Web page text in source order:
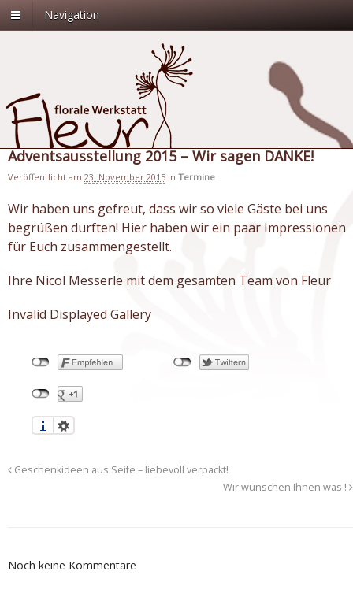
Navigation
Adventsausstellung 2015 – Wir sagen DANKE!
Veröffentlicht am 23. November 2015 in Termine
Wir haben uns gefreut, dass wir so viele Gäste bei uns
begrüßen durften! Hier haben wir ein paar Impressionen
für Euch zusammengestellt.
Ihre Nicol Messerle mit dem gesamten Team von Fleur
Invalid Displayed Gallery
Geschenkideen aus Seife – liebevoll verpackt!
Wir wünschen Ihnen was !
Noch keine Kommentare